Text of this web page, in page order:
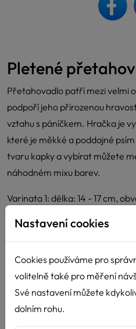
Pletené
Přetahovadlo patří mezi velmi
podpoří jeho přirozenou
vztahu s páníčkem. Hračka je
které je měkké a poddajné
tvaru kapky a vybírat můžete
náhodném mixu barev.
Varinata 1: délka: 14 - 17 cm,
Cena: již od 90 Kč s
Nastavení cookies
Cookies používáme pro
volitelně také pro měření
Své nastavení můžete
dolním rohu.